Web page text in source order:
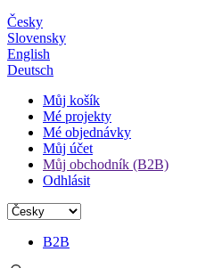
Česky
Slovensky
English
Deutsch
Můj košík
Mé projekty
Mé objednávky
Můj účet
Můj obchodník (B2B)
Odhlásit
B2B